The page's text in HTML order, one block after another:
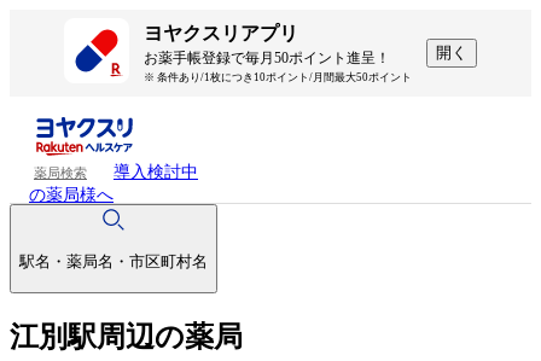
ヨヤクスリアプリ
お薬手帳登録で毎月50ポイント進呈！
※ 条件あり/1枚につき10ポイント/月間最大50ポイント
開く
薬局検索
導入検討中
の薬局様へ
駅名・薬局名・市区町村名
江別駅周辺の薬局